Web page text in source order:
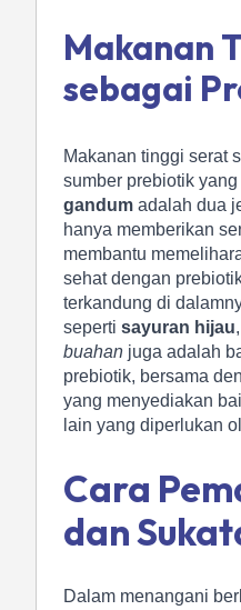
Makanan
sebagai
Makanan tinggi serat
sumber prebiotik
gandum adalah dua
hanya memberikan
membantu
sehat dengan
terkandung di
seperti sayuran hijau,
buahan juga adalah
prebiotik, bersama
yang menyediakan
lain yang diperlukan
Cara
dan
Dalam menangani